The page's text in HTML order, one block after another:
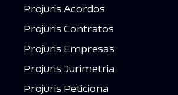
Projuris Acordos
Projuris Contratos
Projuris Empresas
Projuris Jurimetria
Projuris Peticiona